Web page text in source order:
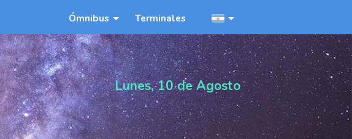
Ómnibus Terminales
Lunes, 10 de Agosto